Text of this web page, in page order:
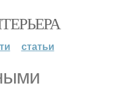
статьи